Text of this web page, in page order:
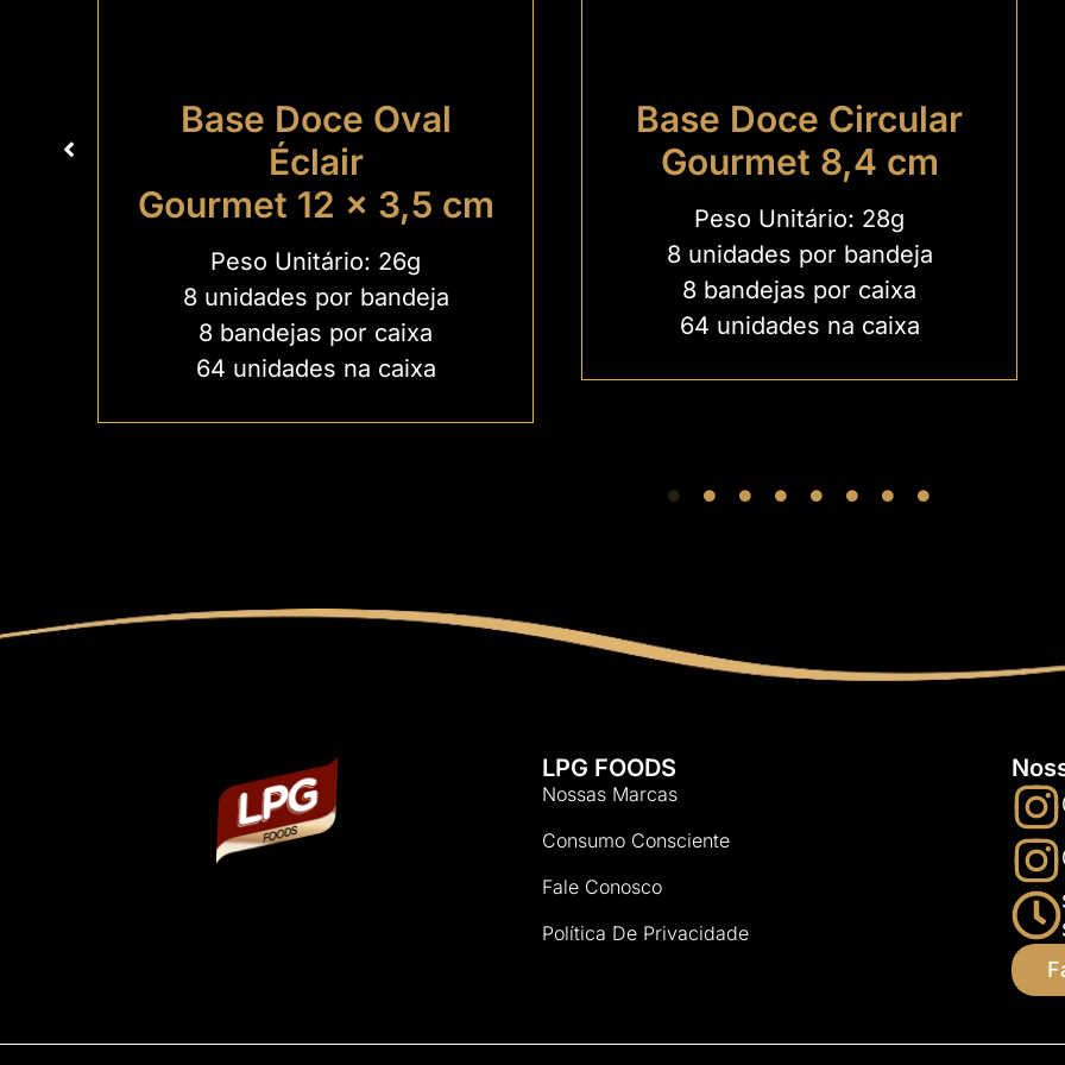
Base Doce Oval
Éclair
Gourmet 12 x 3,5 cm
Peso Unitário: 26g
8 unidades por bandeja
8 bandejas por caixa
64 unidades na caixa
Base Doce Circular
Gourmet 8,4 cm
Peso Unitário: 28g
8 unidades por bandeja
8 bandejas por caixa
64 unidades na caixa
LPG FOODS
Nossas Marcas
Consumo Consciente
Fale Conosco
Política De Privacidade